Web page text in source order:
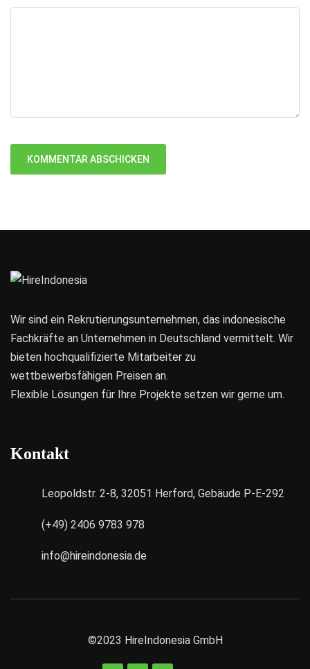
Wir sind ein Rekrutierungsunternehmen, das indonesische
Fachkräfte an Unternehmen in Deutschland vermittelt. Wir
bieten hochqualifizierte Mitarbeiter zu
wettbewerbsfähigen Preisen an.
Flexible Lösungen für Ihre Projekte setzen wir gerne um.
Kontakt
Leopoldstr. 2-8, 32051 Herford, Gebäude P-E-292
(+49) 2406 9783 978
info@hireindonesia.de
©2023 HireIndonesia GmbH